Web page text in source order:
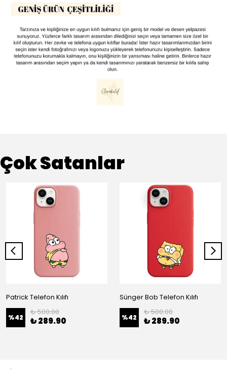
Çok Satanlar
Patrick Telefon Kılıfı
%42
₺ 500.00
₺ 289.90
Sünger Bob Telefon Kılıfı
%42
₺ 500.00
₺ 289.90